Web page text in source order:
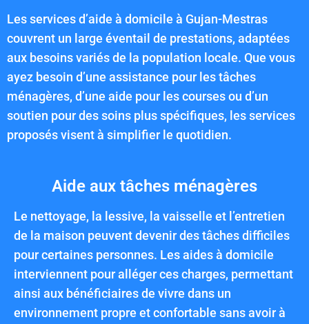
Les services d’aide à domicile à Gujan-Mestras
couvrent un large éventail de prestations, adaptées
aux besoins variés de la population locale. Que vous
ayez besoin d’une assistance pour les tâches
ménagères, d’une aide pour les courses ou d’un
soutien pour des soins plus spécifiques, les services
proposés visent à simplifier le quotidien.
Aide aux tâches ménagères
Le nettoyage, la lessive, la vaisselle et l’entretien
de la maison peuvent devenir des tâches difficiles
pour certaines personnes. Les aides à domicile
interviennent pour alléger ces charges, permettant
ainsi aux bénéficiaires de vivre dans un
environnement propre et confortable sans avoir à